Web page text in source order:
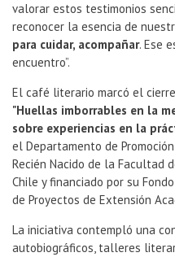
valorar estos testimonios
reconocer la esencia de
para cuidar, acompañar. Ese
encuentro”.
El café literario marcó el
"Huellas imborrables en la
sobre experiencias en la
el Departamento de
Recién Nacido de la Facultad
Chile y financiado por su
de Proyectos de Extensión
La iniciativa contempló una
autobiográficos, talleres